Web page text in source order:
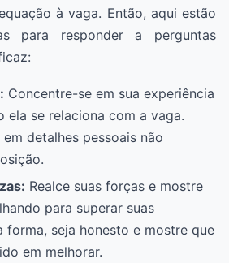
à vaga. Então, aqui estão
para responder a perguntas
Concentre-se em sua experiência
ela se relaciona com a vaga.
detalhes pessoais não
Realce suas forças e mostre
para superar suas
forma, seja honesto e mostre que
em melhorar.